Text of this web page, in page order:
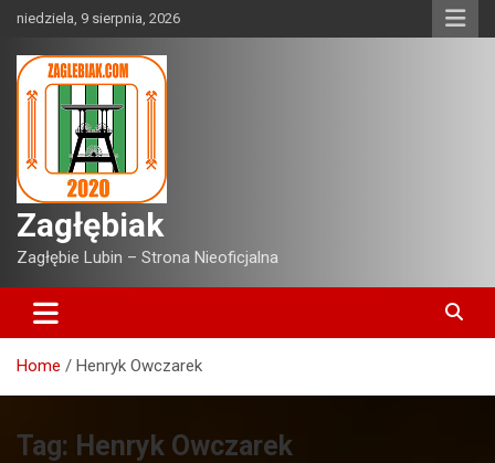
Skip
content
niedziela, 9 sierpnia, 2026
Zagłębiak
Zagłębie Lubin – Strona Nieoficjalna
Home Henryk Owczarek
Tag: Henryk Owczarek